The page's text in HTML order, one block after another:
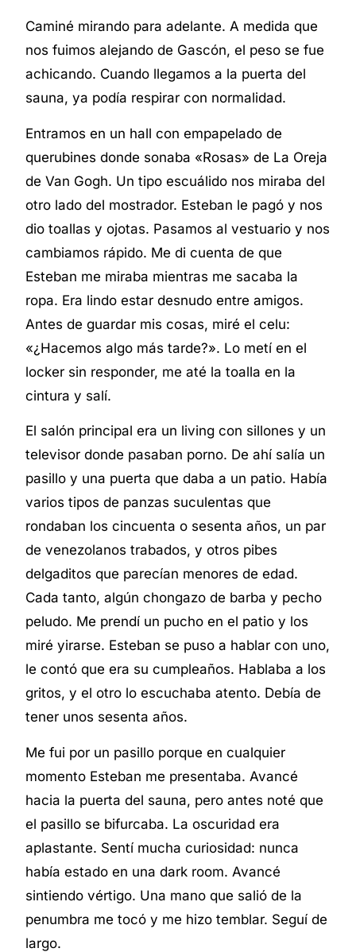
Caminé mirando para adelante. A medida que
nos fuimos alejando de Gascón, el peso se fue
achicando. Cuando llegamos a la puerta del
sauna, ya podía respirar con normalidad.
Entramos en un hall con empapelado de
querubines donde sonaba «Rosas» de La Oreja
de Van Gogh. Un tipo escuálido nos miraba del
otro lado del mostrador. Esteban le pagó y nos
dio toallas y ojotas. Pasamos al vestuario y nos
cambiamos rápido. Me di cuenta de que
Esteban me miraba mientras me sacaba la
ropa. Era lindo estar desnudo entre amigos.
Antes de guardar mis cosas, miré el celu:
«¿Hacemos algo más tarde?». Lo metí en el
locker sin responder, me até la toalla en la
cintura y salí.
El salón principal era un living con sillones y un
televisor donde pasaban porno. De ahí salía un
pasillo y una puerta que daba a un patio. Había
varios tipos de panzas suculentas que
rondaban los cincuenta o sesenta años, un par
de venezolanos trabados, y otros pibes
delgaditos que parecían menores de edad.
Cada tanto, algún chongazo de barba y pecho
peludo. Me prendí un pucho en el patio y los
miré yirarse. Esteban se puso a hablar con uno,
le contó que era su cumpleaños. Hablaba a los
gritos, y el otro lo escuchaba atento. Debía de
tener unos sesenta años.
Me fui por un pasillo porque en cualquier
momento Esteban me presentaba. Avancé
hacia la puerta del sauna, pero antes noté que
el pasillo se bifurcaba. La oscuridad era
aplastante. Sentí mucha curiosidad: nunca
había estado en una dark room. Avancé
sintiendo vértigo. Una mano que salió de la
penumbra me tocó y me hizo temblar. Seguí de
largo.